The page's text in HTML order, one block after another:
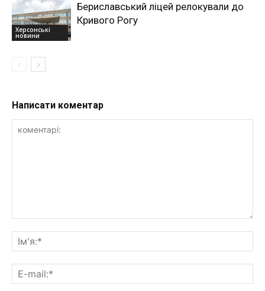
Херсонські
новини
Бериславський ліцей релокували до
Кривого Рогу
Написати коментар